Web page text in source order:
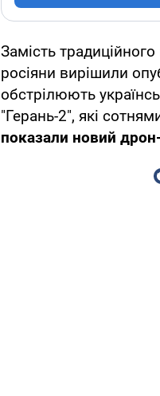
Замість
росіяни вирішили
обстрілюють
"Герань-2", які
показали новий